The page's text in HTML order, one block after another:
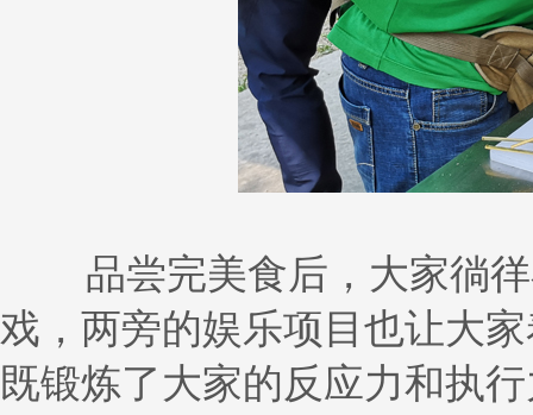
品尝完美食后，大家徜徉
戏，两旁的娱乐项目也让大
既锻炼了大家的反应力和执